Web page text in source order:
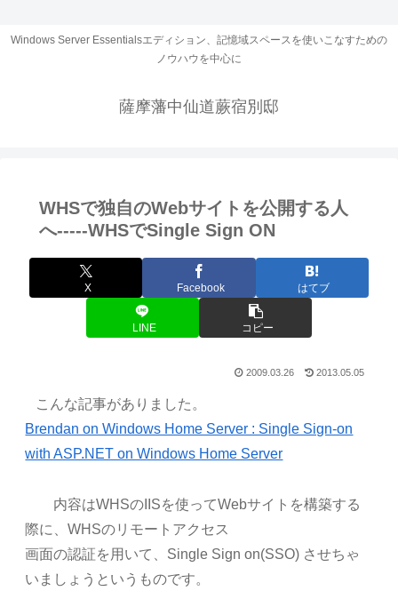
Windows Server Essentialsエディション、記憶域スペースを使いこなすための
ノウハウを中心に
薩摩藩中仙道蕨宿別邸
WHSで独自のWebサイトを公開する人
へ-----WHSでSingle Sign ON
X Facebook はてブ
LINE コピー
2009.03.26 2013.05.05
こんな記事がありました。
Brendan on Windows Home Server : Single Sign-on
with ASP.NET on Windows Home Server
内容はWHSのIISを使ってWebサイトを構築する
際に、WHSのリモートアクセス
画面の認証を用いて、Single Sign on(SSO) させちゃ
いましょうというものです。